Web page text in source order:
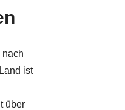
nach
ist
über